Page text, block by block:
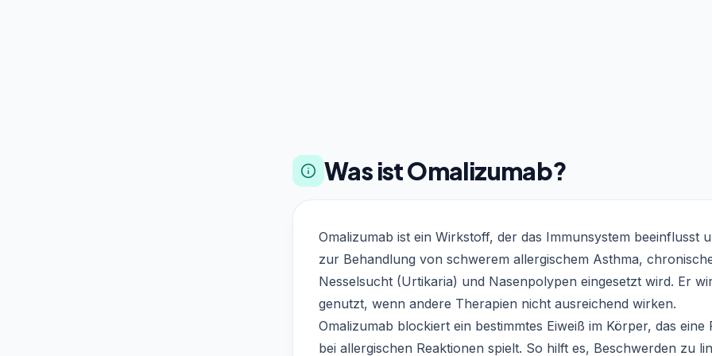
Was ist Omalizumab?
Omalizumab ist ein Wirkstoff, der das Immunsystem beeinflusst
zur Behandlung von schwerem allergischem Asthma,
Nesselsucht (Urtikaria) und Nasenpolypen eingesetzt wird. Er
genutzt, wenn andere Therapien nicht ausreichend wirken.
Omalizumab blockiert ein bestimmtes Eiweiß im Körper, das eine
bei allergischen Reaktionen spielt. So hilft es, Beschwerden zu